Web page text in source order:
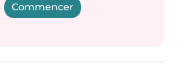
Commencer